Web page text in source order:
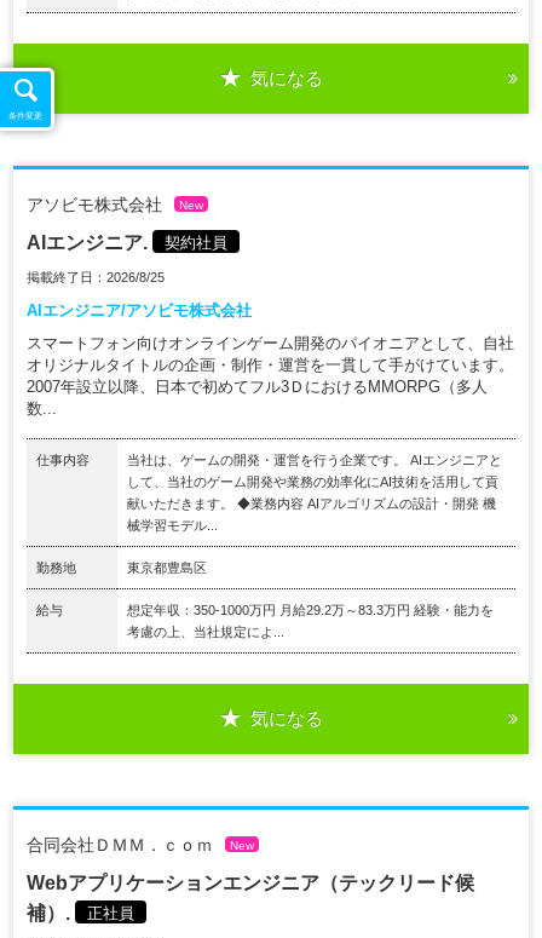
気になる
アソビモ株式会社 New
AIエンジニア. 契約社員
掲載終了日：2026/8/25
AIエンジニア/アソビモ株式会社
スマートフォン向けオンラインゲーム開発のパイオニアとして、自社
オリジナルタイトルの企画・制作・運営を一貫して手がけています。
2007年設立以降、日本で初めてフル3ＤにおけるMMORPG（多人
数...
仕事内容
当社は、ゲームの開発・運営を行う企業です。 AIエンジニアと
して、当社のゲーム開発や業務の効率化にAI技術を活用して貢
献いただきます。 ◆業務内容 AIアルゴリズムの設計・開発 機
械学習モデル...
勤務地 東京都豊島区
給与
想定年収：350-1000万円 月給29.2万～83.3万円 経験・能力を
考慮の上、当社規定によ...
気になる
合同会社ＤＭＭ．ｃｏｍ New
Webアプリケーションエンジニア（テックリード候
補）.
正社員
条件変更